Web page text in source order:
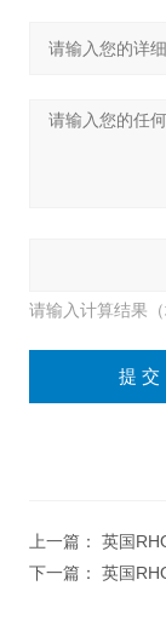
请输入计算结果
上一篇： 英国
下一篇： 英国